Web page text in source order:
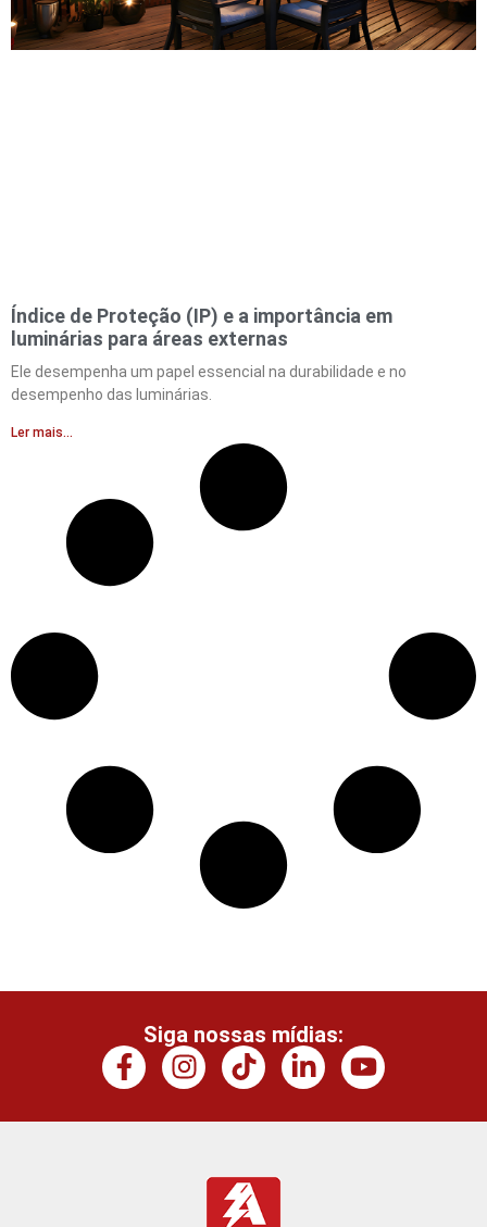
Índice de Proteção (IP) e a importância em
luminárias para áreas externas
Ele desempenha um papel essencial na durabilidade e no
desempenho das luminárias.
Ler mais...
Siga nossas mídias: